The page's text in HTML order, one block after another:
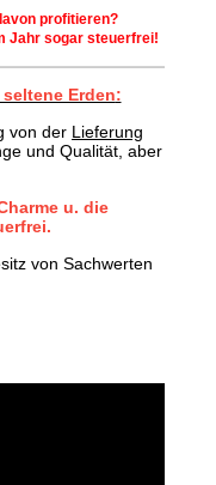
profitieren?
Jahr sogar steuerfrei!
Erden:
von der Lieferung
und Qualität, aber
u. die
von Sachwerten